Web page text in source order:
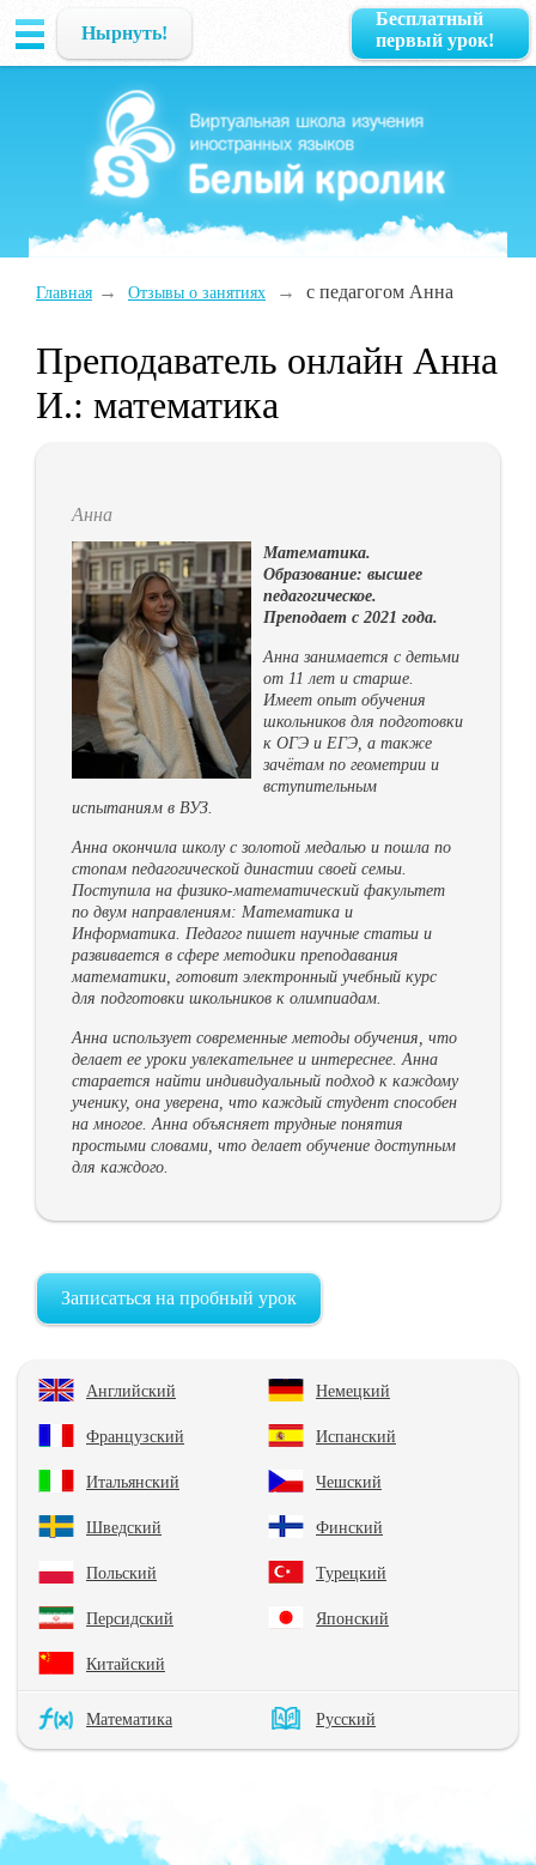
Нырнуть!
Бесплатный
первый урок!
Английский Немецкий
Французский Испанский
Итальянский Чешский
Шведский Финский
Польский Турецкий
Персидский Японский
Китайский
Математика Русский
Главная → Отзывы о занятиях → с педагогом Анна
Преподаватель онлайн Анна
И.: математика
Анна
Математика.
Образование: высшее
педагогическое.
Преподает с 2021 года.
Анна занимается с детьми
от 11 лет и старше.
Имеет опыт обучения
школьников для подготовки
к ОГЭ и ЕГЭ, а также
зачётам по геометрии и
вступительным
испытаниям в ВУЗ.
Анна окончила школу с золотой медалью и пошла по
стопам педагогической династии своей семьи.
Поступила на физико-математический факультет
по двум направлениям: Математика и
Информатика. Педагог пишет научные статьи и
развивается в сфере методики преподавания
математики, готовит электронный учебный курс
для подготовки школьников к олимпиадам.
Анна использует современные методы обучения, что
делает ее уроки увлекательнее и интереснее. Анна
старается найти индивидуальный подход к каждому
ученику, она уверена, что каждый студент способен
на многое. Анна объясняет трудные понятия
простыми словами, что делает обучение доступным
для каждого.
Записаться на пробный урок